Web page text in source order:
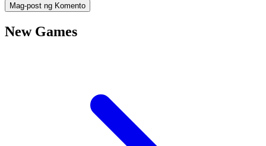
Mag-post ng Komento
New Games